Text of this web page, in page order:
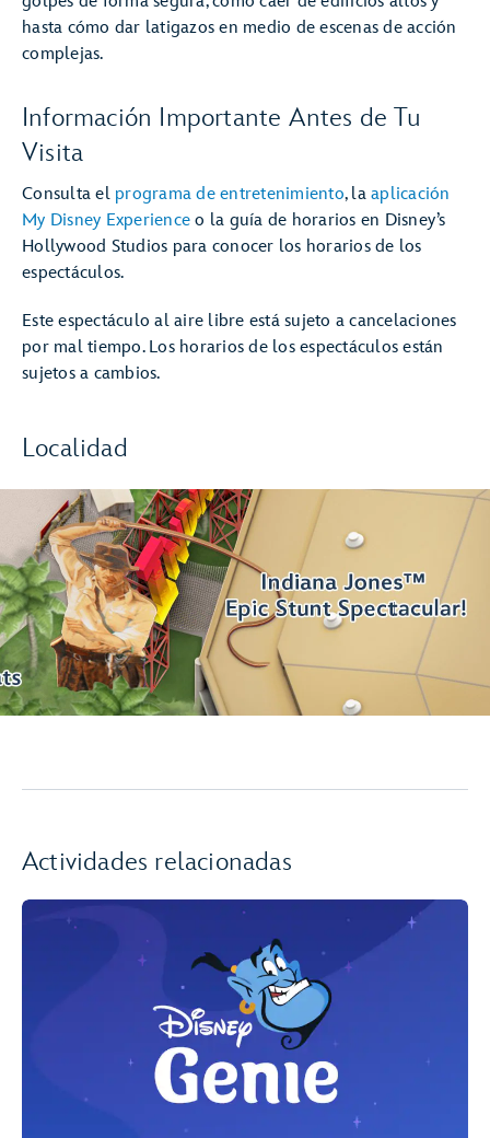
hasta cómo dar latigazos en medio de escenas de acción
complejas.
Información Importante Antes de Tu
Visita
Consulta el programa de entretenimiento, la aplicación
My Disney Experience o la guía de horarios en Disney’s
Hollywood Studios para conocer los horarios de los
espectáculos.
Este espectáculo al aire libre está sujeto a cancelaciones
por mal tiempo. Los horarios de los espectáculos están
sujetos a cambios.
Localidad
Actividades relacionadas